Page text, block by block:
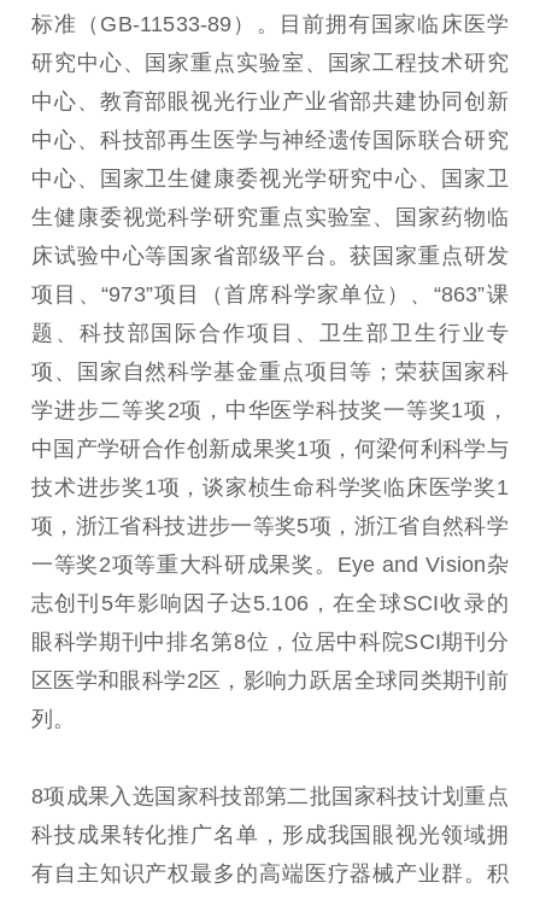
标准（GB-11533-89）。目前拥有国家临床医学
研究中心、国家重点实验室、国家工程技术研究
中心、教育部眼视光行业产业省部共建协同创新
中心、科技部再生医学与神经遗传国际联合研究
中心、国家卫生健康委视光学研究中心、国家卫
生健康委视觉科学研究重点实验室、国家药物临
床试验中心等国家省部级平台。获国家重点研发
项目、“973”项目（首席科学家单位）、“863”课
题、科技部国际合作项目、卫生部卫生行业专
项、国家自然科学基金重点项目等；荣获国家科
学进步二等奖2项，中华医学科技奖一等奖1项，
中国产学研合作创新成果奖1项，何梁何利科学与
技术进步奖1项，谈家桢生命科学奖临床医学奖1
项，浙江省科技进步一等奖5项，浙江省自然科学
一等奖2项等重大科研成果奖。Eye and Vision杂
志创刊5年影响因子达5.106，在全球SCI收录的
眼科学期刊中排名第8位，位居中科院SCI期刊分
区医学和眼科学2区，影响力跃居全球同类期刊前
列。
8项成果入选国家科技部第二批国家科技计划重点
科技成果转化推广名单，形成我国眼视光领域拥
有自主知识产权最多的高端医疗器械产业群。积